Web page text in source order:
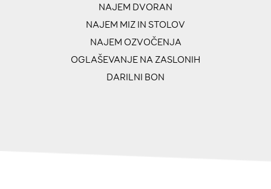
NAJEM DVORAN
NAJEM MIZ IN STOLOV
NAJEM OZVOČENJA
OGLAŠEVANJE NA ZASLONIH
DARILNI BON